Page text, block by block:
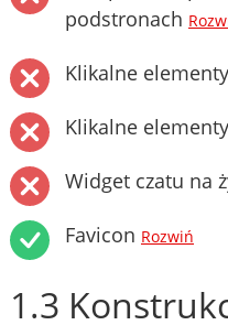
podstronach
Klikalne
Klikalne
Widget czatu na
Favicon Rozwiń
1.3